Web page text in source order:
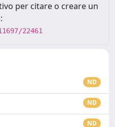
per citare o creare un
22461
ND
ND
ND